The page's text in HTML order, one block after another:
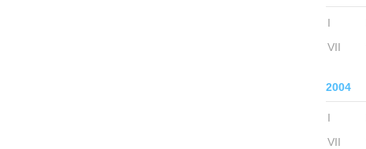
I
VII
2004
I
VII